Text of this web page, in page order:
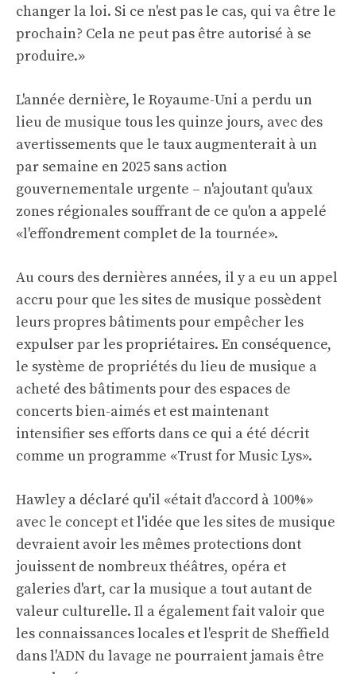
changer la loi. Si ce n'est pas le cas, qui va être le
prochain? Cela ne peut pas être autorisé à se
produire.»
L'année dernière, le Royaume-Uni a perdu un
lieu de musique tous les quinze jours, avec des
avertissements que le taux augmenterait à un
par semaine en 2025 sans action
gouvernementale urgente – n'ajoutant qu'aux
zones régionales souffrant de ce qu'on a appelé
«l'effondrement complet de la tournée».
Au cours des dernières années, il y a eu un appel
accru pour que les sites de musique possèdent
leurs propres bâtiments pour empêcher les
expulser par les propriétaires. En conséquence,
le système de propriétés du lieu de musique a
acheté des bâtiments pour des espaces de
concerts bien-aimés et estmaintenant
intensifier ses efforts dans ce qui a été décrit
comme un programme «Trust for Music Lys».
Hawley a déclaré qu'il «était d'accord à 100%»
avec le concept et l'idée que les sites de musique
devraient avoir les mêmes protections dont
jouissent de nombreux théâtres, opéra et
galeries d'art, car la musique a tout autant de
valeur culturelle. Il a également fait valoir que
les connaissances locales et l'esprit de Sheffield
dans l'ADN du lavage ne pourraient jamais être